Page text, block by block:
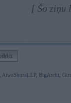
[ Šo ziņu
AiwaShuraLLP, BigArchi